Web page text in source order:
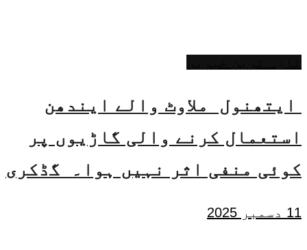
ایتھنول ملاوٹ والے ایندھن
استعمال کرنے والی گاڑیوں پر
کوئی منفی اثر نہیں ہوا۔ گڈکری
11 دسمبر 2025